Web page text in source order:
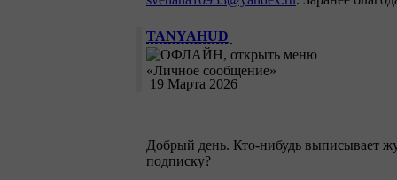
TANYAHUD
19 Марта 2026
Добрый день. Кто-нибудь выписывает
подписку?